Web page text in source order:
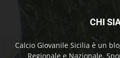
CHI
Calcio Giovanile Sicilia è un
Regionale e Nazionale,